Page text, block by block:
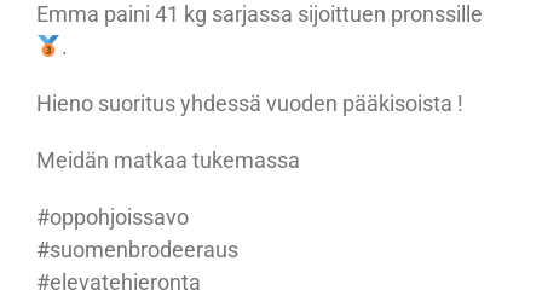
Emma paini 41 kg sarjassa sijoittuen pronssille
.
Hieno suoritus yhdessä vuoden pääkisoista !
Meidän matkaa tukemassa
#oppohjoissavo
#suomenbrodeeraus
#elevatehieronta